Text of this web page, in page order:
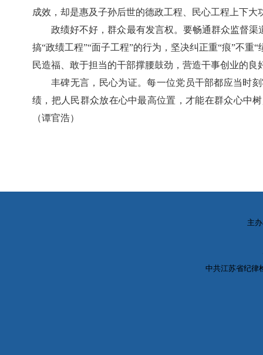
成效，却是惠及子孙后世的德政工程、民心工程上下大
政绩好不好，群众最有发言权。要畅通群众监督
搞“政绩工程”“面子工程”的行为，坚决纠正重“痕”不
民造福、敢于担当的干部撑腰鼓劲，营造干事创业的良
丰碑无言，民心为证。每一位党员干部都应当时
绩，把人民群众放在心中最高位置，才能在群众心中
（谭官浩）
主
中共江苏省纪律